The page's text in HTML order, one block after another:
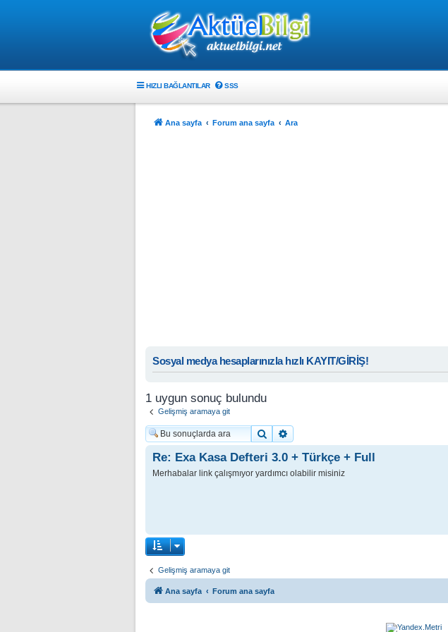
HIZLI BAĞLANTILAR SSS
Ana sayfa Forum ana sayfa Ara
Sosyal medya hesaplarınızla hızlı KAYIT/GİRİŞ!
1 uygun sonuç bulundu
Gelişmiş aramaya git
Ara
Re: Exa Kasa Defteri 3.0 + Türkçe + Full
Merhabalar link çalışmıyor yardımcı olabilir misiniz
Gelişmiş aramaya git
Ana sayfa Forum ana sayfa